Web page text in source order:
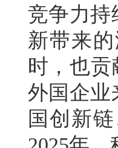
竞争力持
新带来
时，也
外国企业
国创新